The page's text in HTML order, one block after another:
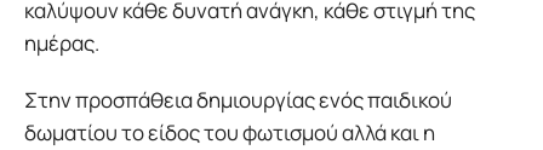
καλύψουν κάθε δυνατή ανάγκη, κάθε στιγμή της
ημέρας.
Στην προσπάθεια δημιουργίας ενός παιδικού
δωματίου το είδος του φωτισμού αλλά και η